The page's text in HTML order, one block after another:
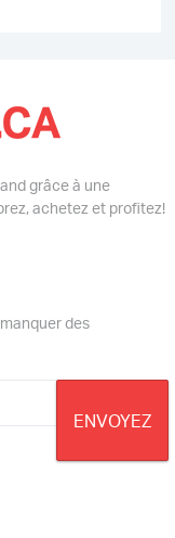
grâce à une
achetez et profitez!
des